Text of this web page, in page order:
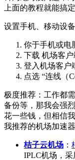
上面的教程就能搞定
设置手机、移动设
你于手机或电
下载 机场客户
登入机场客户
点选 “连线（
极度推荐：工作都
备份等，那我会强
花一些钱，但相信
我推荐的机场加速器
桔子云机场 ：
IPLC机场，采